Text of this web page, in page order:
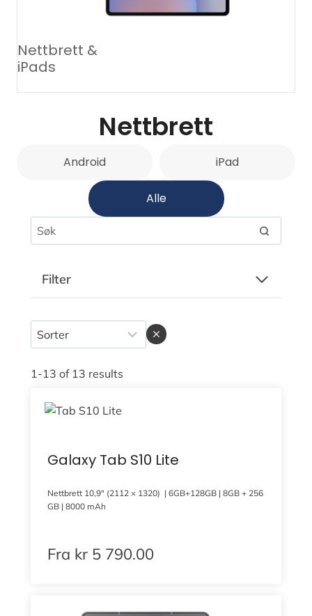
Nettbrett &
iPads
Nettbrett
Android iPad
Alle
Filter
1-13 of 13 results
Galaxy Tab S10 Lite
Nettbrett 10,9″ (2112 × 1320) | 6GB+128GB | 8GB + 256
GB | 8000 mAh
Fra kr 5 790.00